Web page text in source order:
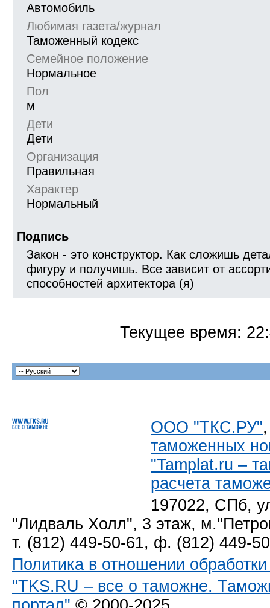
Автомобиль
Любимая газета/журнал
Таможенный кодекс
Семейное положение
Нормальное
Пол
м
Дети
Дети
Организация
Правильная
Характер
Нормальный
Подпись
Закон - это конструктор. Как сложишь
фигуру и получишь. Все зависит от
способностей архитектора (я)
Текущее время:
ООО "ТКС.РУ"
таможенных
"Tamplat.ru –
расчета
197022, СПб,
"Лидваль Холл", 3 этаж,
т. (812) 449-50-61, ф. (812) 449-
Политика в отношении
"TKS.RU – все о таможне.